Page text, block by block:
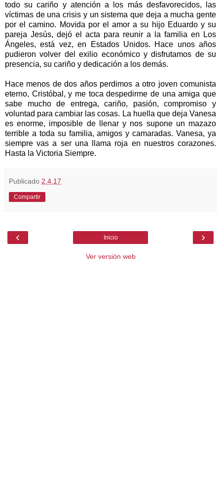
todo su cariño y atención a los más desfavorecidos, las
víctimas de una crisis y un sistema que deja a mucha gente
por el camino. Movida por el amor a su hijo Eduardo y su
pareja Jesús, dejó el acta para reunir a la familia en Los
Ángeles, está vez, en Estados Unidos. Hace unos años
pudieron volver del exilio económico y disfrutamos de su
presencia, su cariño y dedicación a los demás.
Hace menos de dos años perdimos a otro joven comunista
eterno, Cristóbal, y me toca despedirme de una amiga que
sabe mucho de entrega, cariño, pasión, compromiso y
voluntad para cambiar las cosas. La huella que deja Vanesa
es enorme, imposible de llenar y nos supone un mazazo
terrible a toda su familia, amigos y camaradas. Vanesa, ya
siempre vas a ser una llama roja en nuestros corazones.
Hasta la Victoria Siempre.
Publicado 2.4.17
Compartir
‹ ›
Inicio
Ver versión web